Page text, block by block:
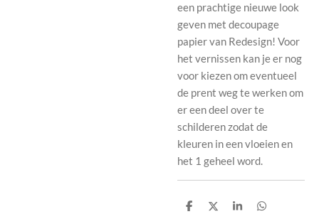
een prachtige nieuwe look
geven met decoupage
papier van Redesign! Voor
het vernissen kan je er nog
voor kiezen om eventueel
de prent weg te werken om
er een deel over te
schilderen zodat de
kleuren in een vloeien en
het 1 geheel word.
D
D
S
D